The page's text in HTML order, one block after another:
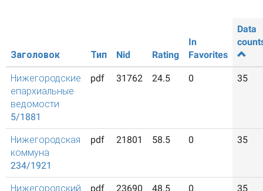
Заголовок Тип Nid Rating
In
Favorites
Data
Нижегородские
епархиальные
ведомости
5/1881
pdf 31762 24.5 0 35
Нижегородская
коммуна
234/1921
pdf 21801 58.5 0 35
Нижегородский
pdf 23690 48.5 0 35